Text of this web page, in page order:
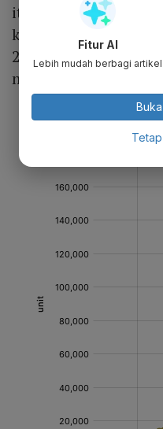
itu tidak tercapai,
kendaraan pada
2024 yang direvisi
meleset.
Fitur AI
Lebih mudah berbagi artikel